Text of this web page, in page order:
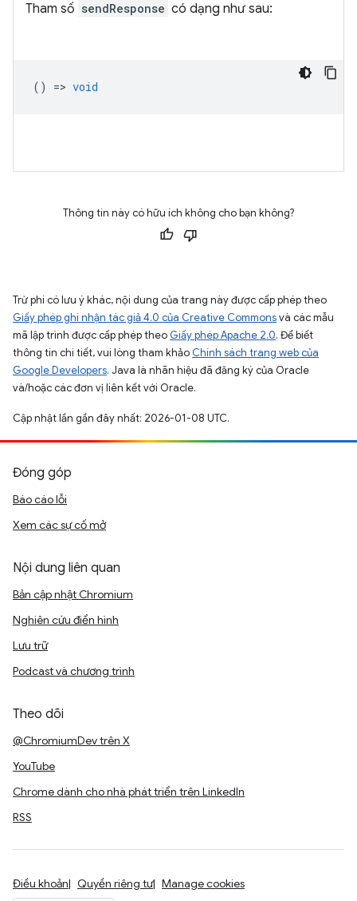
Tham số sendResponse có dạng như sau:
() => void
Thông tin này có hữu ích không cho bạn không?
Trừ phi có lưu ý khác, nội dung của trang này được cấp phép theo
Giấy phép ghi nhận tác giả 4.0 của Creative Commonsvà các mẫu
mã lập trình được cấp phép theo Giấy phép Apache 2.0. Để biết
thông tin chi tiết, vui lòng tham khảo Chính sách trang web của
Google Developers. Java là nhãn hiệu đã đăng ký của Oracle
và/hoặc các đơn vị liên kết với Oracle.
Cập nhật lần gần đây nhất: 2026-01-08 UTC.
Đóng góp
Báo cáo lỗi
Xem các sự cố mở
Nội dung liên quan
Bản cập nhật Chromium
Nghiên cứu điển hình
Lưu trữ
Podcast và chương trình
Theo dõi
@ChromiumDev trên X
YouTube
Chrome dành cho nhà phát triển trên LinkedIn
RSS
Điều khoản Quyền riêng tư Manage cookies